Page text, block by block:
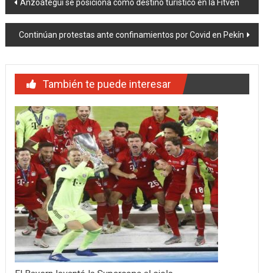
de
entradas
Anzoátegui se posiciona como destino turístico en la Fitven
Continúan protestas ante confinamientos por Covid en Pekín
También te puede interesar